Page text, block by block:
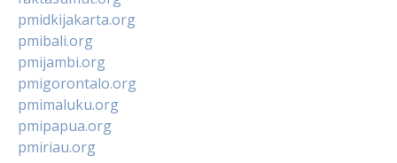
pmidkijakarta.org
pmibali.org
pmijambi.org
pmigorontalo.org
pmimaluku.org
pmipapua.org
pmiriau.org